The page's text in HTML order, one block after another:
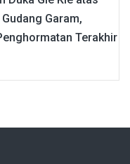
Garam,
Terakhir